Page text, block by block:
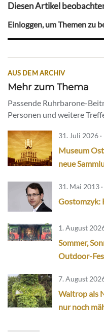
Diesen Artikel
Einloggen, um Themen zu
AUS DEM ARCHIV
Mehr zum Thema
Passende Ruhrbarone-
Personen und weitere
31. Juli 2026
Museum
neue
31. Mai 2013
Gostomzyk:
1. August
Sommer,
Outdoor-
7. August
Waltrop als
nur noch